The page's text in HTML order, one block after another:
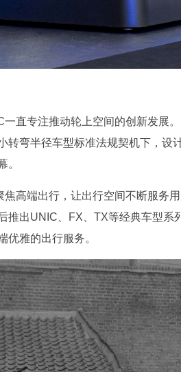
直专注推动轮上空间的创新发展
转弯半径车型标准法规契机下，设
。
高端出行，让出行空间不断服务
推出UNIC、FX、TX等经典车型系
优雅的出行服务。